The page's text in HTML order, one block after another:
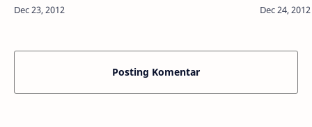
tersebut diperkirakan jatuh ke bumi 1…
Dikatakan
Posting Komentar